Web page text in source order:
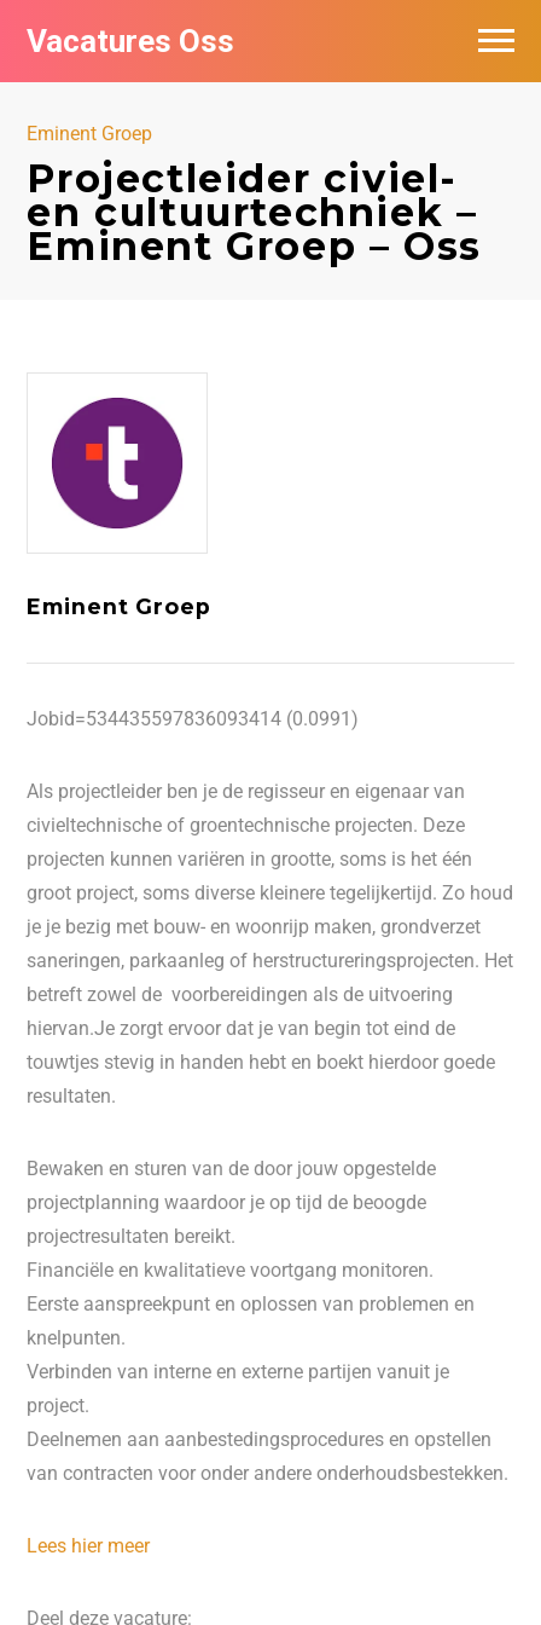
Vacatures Oss
Eminent Groep
Projectleider civiel-
en cultuurtechniek –
Eminent Groep – Oss
Eminent Groep
Jobid=534435597836093414 (0.0991)
Als projectleider ben je de regisseur en eigenaar van
civieltechnische of groentechnische projecten. Deze
projecten kunnen variëren in grootte, soms is het één
groot project, soms diverse kleinere tegelijkertijd. Zo houd
je je bezig met bouw- en woonrijp maken, grondverzet
saneringen, parkaanleg of herstructureringsprojecten. Het
betreft zowel de voorbereidingen als de uitvoering
hiervan.Je zorgt ervoor dat je van begin tot eind de
touwtjes stevig in handen hebt en boekt hierdoor goede
resultaten.
Bewaken en sturen van de door jouw opgestelde
projectplanning waardoor je op tijd de beoogde
projectresultaten bereikt.
Financiële en kwalitatieve voortgang monitoren.
Eerste aanspreekpunt en oplossen van problemen en
knelpunten.
Verbinden van interne en externe partijen vanuit je
project.
Deelnemen aan aanbestedingsprocedures en opstellen
van contracten voor onder andere onderhoudsbestekken.
Lees hier meer
Deel deze vacature: